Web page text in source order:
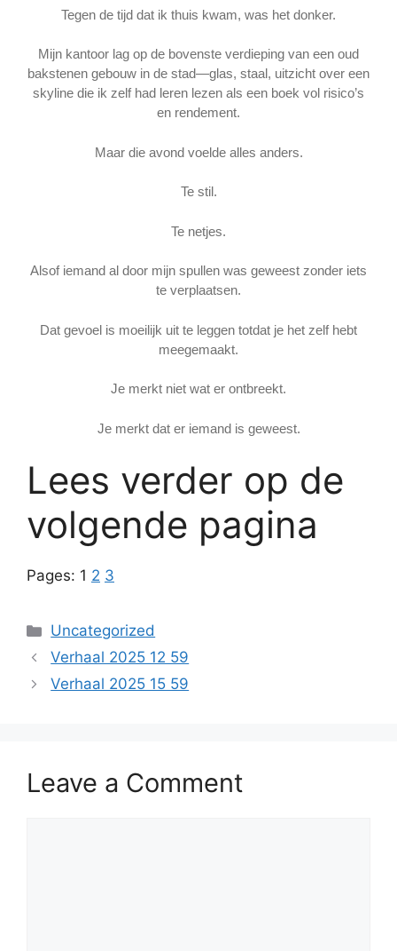
Tegen de tijd dat ik thuis kwam, was het donker.
Mijn kantoor lag op de bovenste verdieping van een oud
bakstenen gebouw in de stad—glas, staal, uitzicht over een
skyline die ik zelf had leren lezen als een boek vol risico’s
en rendement.
Maar die avond voelde alles anders.
Te stil.
Te netjes.
Alsof iemand al door mijn spullen was geweest zonder iets
te verplaatsen.
Dat gevoel is moeilijk uit te leggen totdat je het zelf hebt
meegemaakt.
Je merkt niet wat er ontbreekt.
Je merkt dat er iemand is geweest.
Lees verder op de
volgende pagina
Pages: 1 2 3
Categories
Uncategorized
Verhaal 2025 12 59
Verhaal 2025 15 59
Leave a Comment